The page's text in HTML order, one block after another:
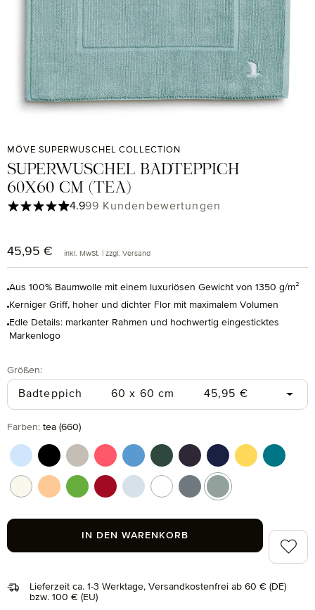
MÖVE SUPERWUSCHEL COLLECTION
SUPERWUSCHEL BADTEPPICH
60X60 CM (TEA)
Regulärer Preis:
45,95 € inkl. MwSt. | zzgl. Versand
Aus 100% Baumwolle mit einem luxuriösen Gewicht von 1350 g/m²
Kerniger Griff, hoher und dichter Flor mit maximalem Volumen
Edle Details: markanter Rahmen und hochwertig eingesticktes
Markenlogo
Durchschnittliche Bewertung von 4.9 von 5 Sternen
4.999 Kundenbewertungen
Lieferzeit ca. 1-3 Werktage, Versandkostenfrei ab 60 € (DE)
bzw. 100 € (EU)
Größenauswählen
:
Badteppich 60 x 60 cm Regulärer Preis:
45,95 €
Farbenauswählen
: tea (660)
aquamarine (577)
black (199)cashmere (713)
coral (262)cornflower (410)
cypress (665)
dark grey (820)
deep sea (596)
gold (115)lagoon
nature (869)peach fuzz (163)
peridot (658)
ruby (075)silver (829)snow (001)stone (850)tea (660)
IN DEN WARENKORB Zum